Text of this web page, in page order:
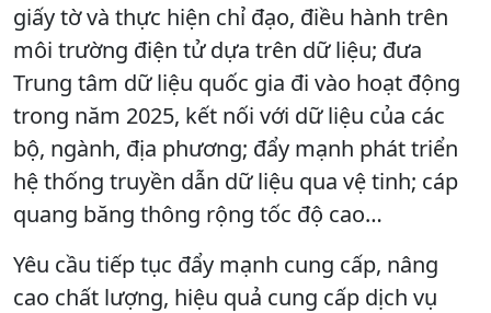
giấy tờ và thực hiện chỉ đạo, điều hành trên
môi trường điện tử dựa trên dữ liệu; đưa
Trung tâm dữ liệu quốc gia đi vào hoạt động
trong năm 2025, kết nối với dữ liệu của các
bộ, ngành, địa phương; đẩy mạnh phát triển
hệ thống truyền dẫn dữ liệu qua vệ tinh; cáp
quang băng thông rộng tốc độ cao…
Yêu cầu tiếp tục đẩy mạnh cung cấp, nâng
cao chất lượng, hiệu quả cung cấp dịch vụ